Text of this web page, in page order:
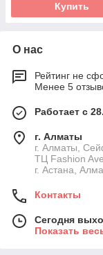
Купить
О нас
Рейтинг не
Менее 5
Работает с
г. Алматы
г. Алматы,
ТЦ Fashion
г. Астана,
Контакты
Сегодня
Показать